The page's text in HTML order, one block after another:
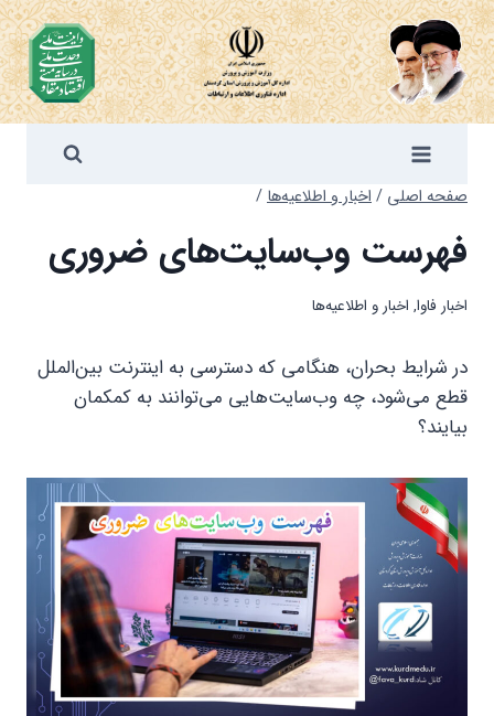
بازگشت
به
محتوا
صفحه اصلی /اخبار و اطلاعیه‌ها/
فهرست وب‌سایت‌های ضروری
اخبار فاوا, اخبار و اطلاعیه‌ها
در شرایط بحران، هنگامی که دسترسی به اینترنت بین‌الملل
قطع می‌شود، چه وب‌سایت‌هایی می‌توانند به کمکمان
بیایند؟